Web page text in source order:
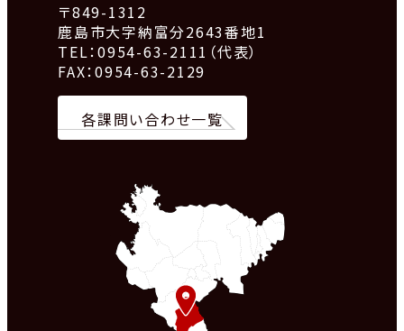
〒849-1312
鹿島市大字納富分2643番地1
TEL：0954-63-2111（代表）
FAX：0954-63-2129
各課問い合わせ一覧